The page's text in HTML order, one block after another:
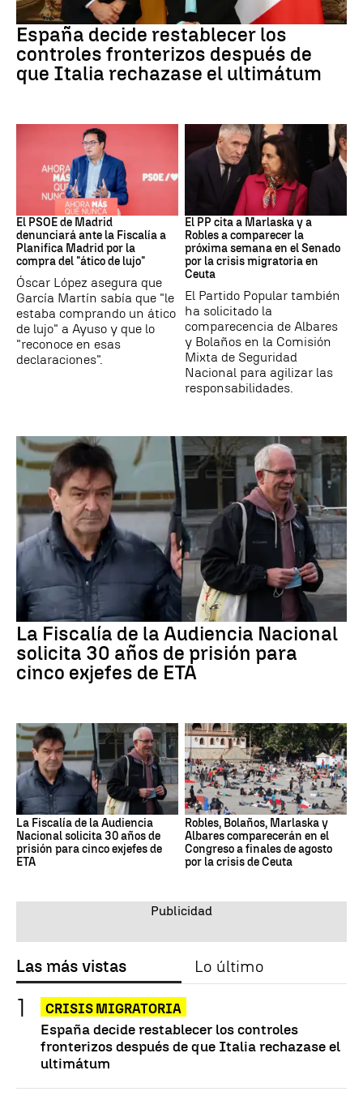
CRISIS MIGRATORIA
España decide restablecer los
controles fronterizos después de
que Italia rechazase el ultimátum
PSOE MADRID
El PSOE de Madrid
denunciará ante la Fiscalía a
Planifica Madrid por la
compra del "ático de lujo"
Óscar López asegura que
García Martín sabía que "le
estaba comprando un ático
de lujo" a Ayuso y que lo
"reconoce en esas
declaraciones".
Crisis Migratoria
El PP cita a Marlaska y a
Robles a comparecer la
próxima semana en el Senado
por la crisis migratoria en
Ceuta
El Partido Popular también
ha solicitado la
comparecencia de Albares
y Bolaños en la Comisión
Mixta de Seguridad
Nacional para agilizar las
responsabilidades.
La Fiscalía de la Audiencia Nacional
solicita 30 años de prisión para
cinco exjefes de ETA
La Fiscalía de la Audiencia
Nacional solicita 30 años de
prisión para cinco exjefes de
ETA
Robles, Bolaños, Marlaska y
Albares comparecerán en el
Congreso a finales de agosto
por la crisis de Ceuta
Las más vistas Lo último
CRISIS MIGRATORIA
España decide restablecer los controles
fronterizos después de que Italia rechazase el
ultimátum